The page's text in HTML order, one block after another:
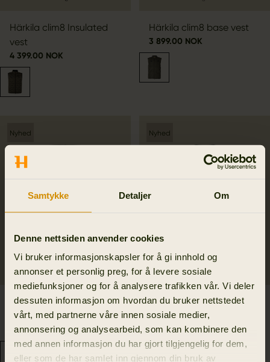
Samtykke Detaljer Om
Denne nettsiden anvender cookies
Vi bruker informasjonskapsler for å gi innhold og
annonser et personlig preg, for å levere sosiale
mediefunksjoner og for å analysere trafikken vår. Vi deler
dessuten informasjon om hvordan du bruker nettstedet
vårt, med partnerne våre innen sosiale medier,
annonsering og analysearbeid, som kan kombinere den
med annen informasjon du har gjort tilgjengelig for dem,
eller som de har samlet inn gjennom din bruk av
Härkila clim8 Insulated
vest
4 399.00 NOK
Härkila clim8 base vest
3 899.00 NOK
Nyhed
Härkila Heat USB-C
longs
2 499.00 NOK
Nyhed
Härkila Heat USB-C
langermet T-skjorte
2 499.00 NOK